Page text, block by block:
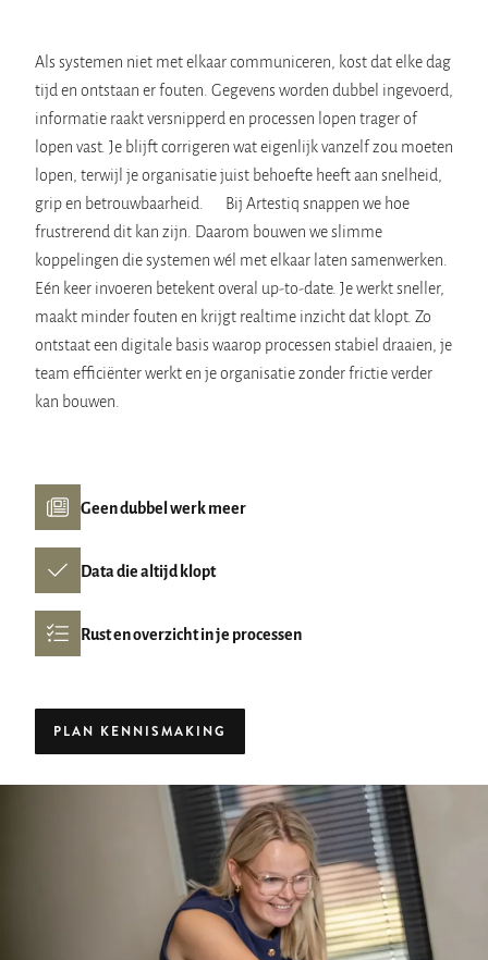
Als systemen niet met elkaar communiceren, kost dat elke dag
tijd en ontstaan er fouten. Gegevens worden dubbel ingevoerd,
informatie raakt versnipperd en processen lopen trager of
lopen vast. Je blijft corrigeren wat eigenlijk vanzelf zou moeten
lopen, terwijl je organisatie juist behoefte heeft aan snelheid,
grip en betrouwbaarheid. Bij Artestiq snappen we hoe
frustrerend dit kan zijn. Daarom bouwen we slimme
koppelingen die systemen wél met elkaar laten samenwerken.
Eén keer invoeren betekent overal up-to-date. Je werkt sneller,
maakt minder fouten en krijgt realtime inzicht dat klopt. Zo
ontstaat een digitale basis waarop processen stabiel draaien, je
team efficiënter werkt en je organisatie zonder frictie verder
kan bouwen.
Geen dubbel werk meer
Data die altijd klopt
Rust en overzicht in je processen
PLAN KENNISMAKING